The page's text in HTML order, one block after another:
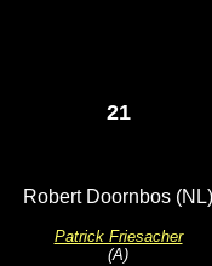
21
Robert Doornbos (NL)
Patrick Friesacher
(A)